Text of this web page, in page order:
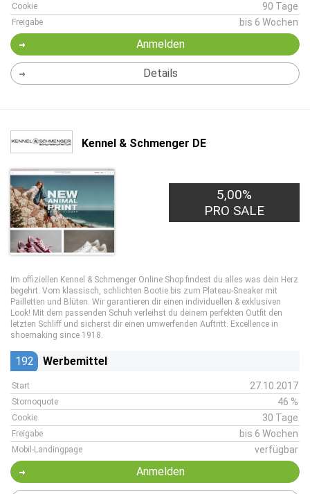
Cookie 90 Tage
Freigabe bis 6 Wochen
Anmelden
Details
Kennel & Schmenger DE
5,00%
PRO SALE
Im offiziellen Kennel & Schmenger Online Shop findest du alles was dein Herz
begehrt. Vom klassisch, schlichten Bootie bis zum Plateau-Sneaker mit
Pailletten und Blüten. Wir garantieren dir einen individuellen & exklusiven
Look! Mit dem passenden Schuh verleihst du deinem perfekten Outfit den
letzten Schliff und sicherst dir einen umwerfenden Auftritt. Excellence in
shoemaking since 1918.
192 Werbemittel
Start 27.10.2017
Stornoquote 46 %
Cookie 30 Tage
Freigabe bis 6 Wochen
Mobil-Landingpage verfügbar
Anmelden